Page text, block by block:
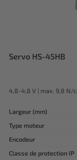
Servo HS-45HB
4,8-4,8 V | max. 9,8 N/
Largeur (mm)
Type moteur
Encodeur
Classe de protection IP